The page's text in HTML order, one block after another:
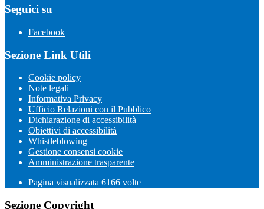
Seguici su
Facebook
Sezione Link Utili
Cookie policy
Note legali
Informativa Privacy
Ufficio Relazioni con il Pubblico
Dichiarazione di accessibilità
Obiettivi di accessibilità
Whistleblowing
Gestione consensi cookie
Amministrazione trasparente
Pagina visualizzata 6166 volte
Sezione Copyright